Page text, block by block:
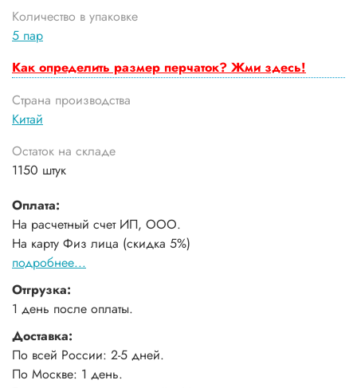
Количество в упаковке
5 пар
Как определить размер перчаток? Жми здесь!
Страна производства
Китай
Остаток на складе
1150 штук
Оплата:
На расчетный счет ИП, ООО.
На карту Физ лица (скидка 5%)
подробнее...
Отгрузка:
1 день после оплаты.
Доставка:
По всей России: 2-5 дней.
По Москве: 1 день.